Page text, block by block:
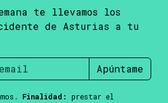
te llevamos los
de Asturias a tu
Apúntame
Finalidad:
prestar el